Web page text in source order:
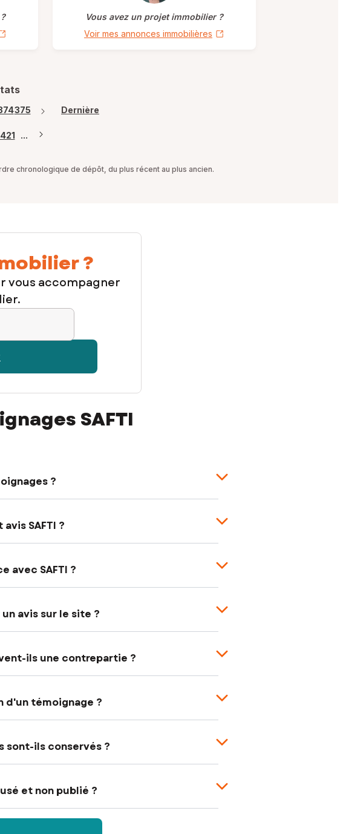
Vous avez un projet immobilier ?
Voir mes annonces immobilières
375 Dernière
421 ...
chronologique de dépôt, du plus récent au plus ancien.
?
vous accompagner
SAFTI
?
SAFTI ?
avec SAFTI ?
avis sur le site ?
ils une contrepartie ?
d'un témoignage ?
sont-ils conservés ?
et non publié ?